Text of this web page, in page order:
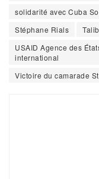
solidarité avec Cuba
Stéphane Rials
USAID Agence des
international
Victoire du camarade